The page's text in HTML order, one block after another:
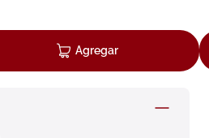
Agregar